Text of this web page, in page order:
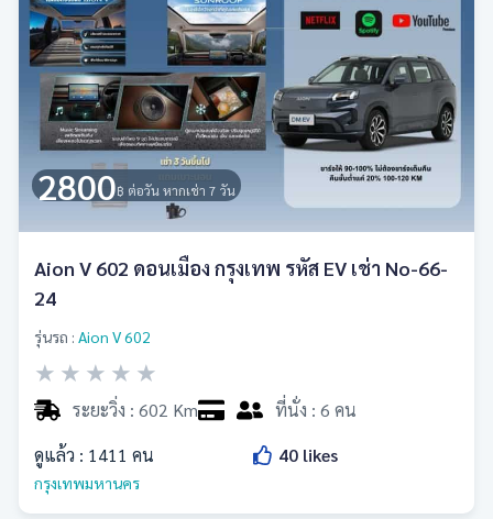
2800฿ ต่อวัน หากเช่า 7 วัน
Aion V 602 ดอนเมือง กรุงเทพ รหัส EV เช่า No-66-
24
รุ่นรถ : Aion V 602
★ ★ ★ ★ ★
ระยะวิ่ง : 602 Km
ที่นั่ง : 6 คน
ดูแล้ว : 1411 คน 40 likes
กรุงเทพมหานคร